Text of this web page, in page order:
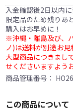
入金確認後2日以内
限定品のため残りあ
購入はお早めに！
※沖縄・離島及び、
ノ)は送料が別途お見
大型商品につきまし
せくださいますよう
商品管理番号：
この商品について